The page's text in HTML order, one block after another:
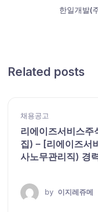
한일개발(
Related posts
채용공고
리에이즈서비스
집) – [리에이즈서
사노무관리직) 경
by 이지레쥬메